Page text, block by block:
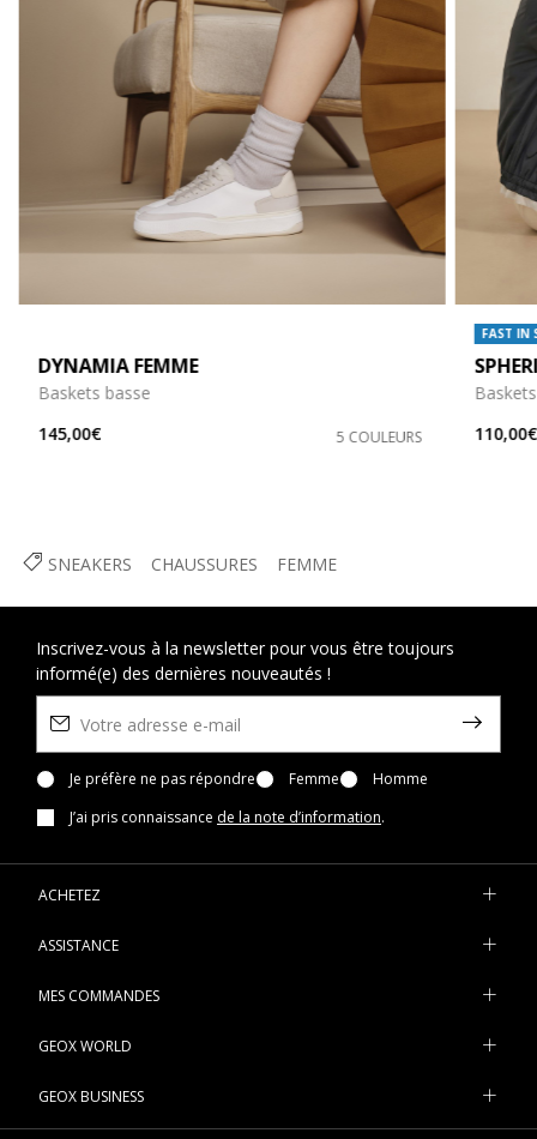
SNEAKERS CHAUSSURES FEMME
DYNAMIA FEMME
Baskets basse
145,00€
5 COULEURS
FAST IN
110,00€
Inscrivez-vous à la newsletter pour vous être toujours
informé(e) des dernières nouveautés !
Je préfère ne pas répondre Femme
Homme
J’ai pris connaissance de la note d’information.
ACHETEZ
ASSISTANCE
MES COMMANDES
GEOX WORLD
GEOX BUSINESS